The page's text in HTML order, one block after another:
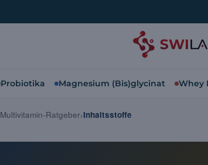
Probiotika Magnesium (Bis)glycinat Whey
Multivitamin-Ratgeber Inhaltsstoffe